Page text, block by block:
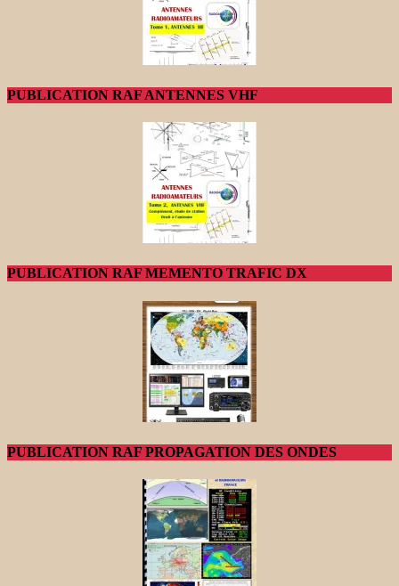
PUBLICATION RAF ANTENNES VHF
PUBLICATION RAF MEMENTO TRAFIC DX
PUBLICATION RAF PROPAGATION DES ONDES